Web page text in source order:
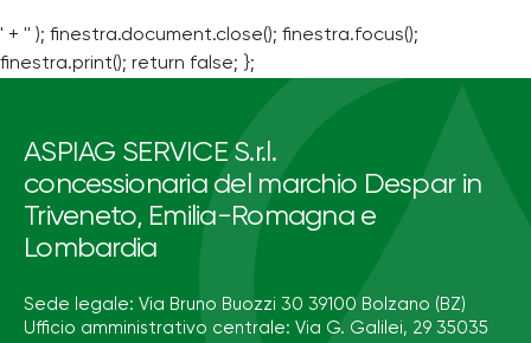
' + '' ); finestra.document.close(); finestra.focus();
finestra.print(); return false; };
ASPIAG SERVICE S.r.l.
concessionaria del marchio Despar in
Triveneto, Emilia-Romagna e
Lombardia
Sede legale: Via Bruno Buozzi 30 39100 Bolzano (BZ)
Ufficio amministrativo centrale: Via G. Galilei, 29 35035